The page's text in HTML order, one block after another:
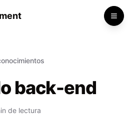
back-end
de lectura